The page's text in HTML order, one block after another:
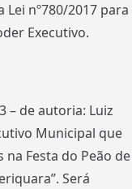
nº780/2017 para
Executivo.
– de autoria: Luiz
Municipal que
Festa do Peão de
Será